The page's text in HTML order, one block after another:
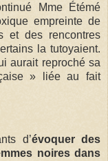
Mme Étémé
empreinte de
et des rencontres
la tutoyaient.
aurait reproché sa
» liée au fait
d’évoquer des
noires dans